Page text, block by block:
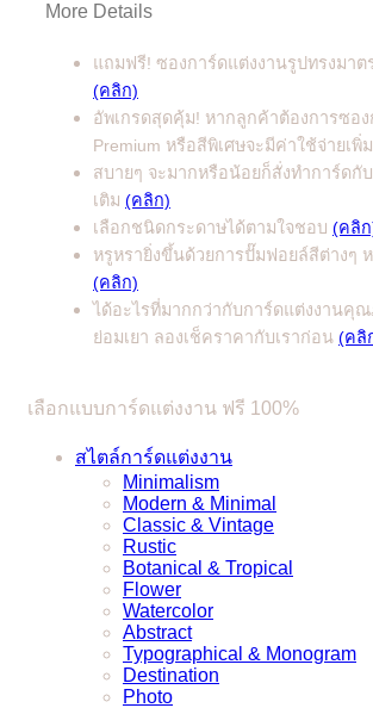
More Details
แถมฟรี! ซองการ์ดแต่งงานรูปทรงมาต
(คลิก)
อัพเกรดสุดคุ้ม! หากลูกค้าต้องการซอ
Premium หรือสีพิเศษจะมีค่าใช้จ่ายเพิ่
สบายๆ จะมากหรือน้อยก็สั่งทำการ์ดกั
เติม (คลิก)
เลือกชนิดกระดาษได้ตามใจชอบ (คลิ
หรูหรายิ่งขึ้นด้วยการปั๊มฟอยล์สีต่างๆ
(คลิก)
ได้อะไรที่มากกว่ากับการ์ดแต่งงานคุ
ย่อมเยา ลองเช็คราคากับเราก่อน (คลิ
เลือกแบบการ์ดแต่งงาน ฟรี 100%
สไตล์การ์ดแต่งงาน
Minimalism
Modern & Minimal
Classic & Vintage
Rustic
Botanical & Tropical
Flower
Watercolor
Abstract
Typographical & Monogram
Destination
Photo